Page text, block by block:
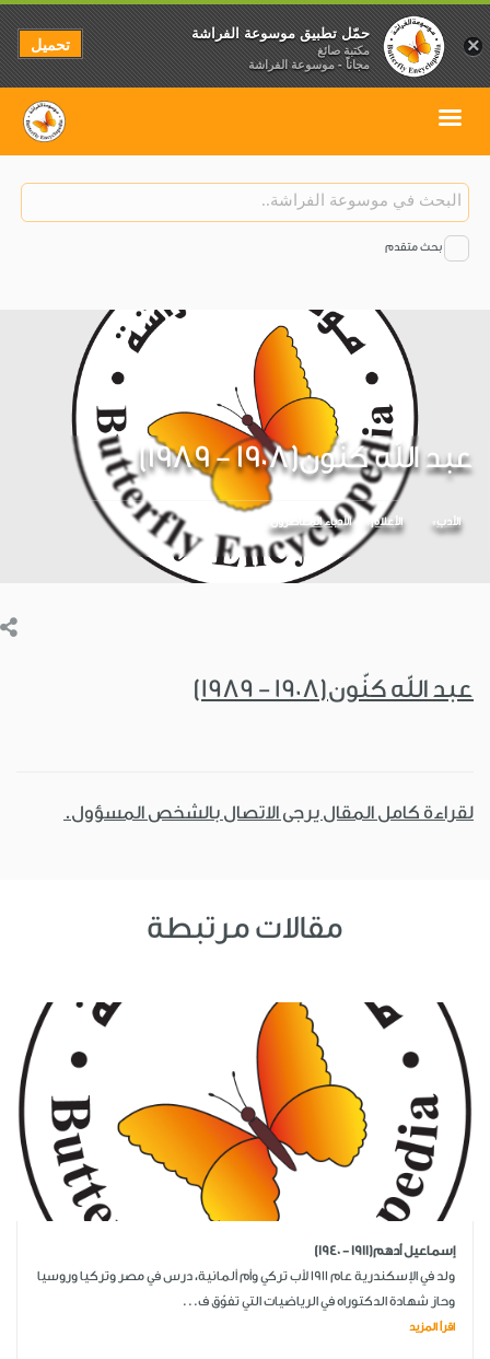
بحث متقدم
عبد الله كنّون(1908 - 1989)
الأدب الأعلام الأدباء المعاصرون
عبد الله كنّون(1908 - 1989)
لقراءة كامل المقال يرجى الاتصال بالشخص المسؤول.
مقالات مرتبطة
إسماعيل أدهم(1911 - 1940)
ولد في الإسكندرية عام 1911 لأب تركي وأم ألمانية، درس في مصر وتركيا وروسيا
وحاز شهادة الدكتوراه في الرياضيات التي تفوّق ف...
اقرأ المزيد
×
حمّل تطبيق موسوعة الفراشة
مكتبة صائغ
مجاناً - موسوعة الفراشة
تحميل